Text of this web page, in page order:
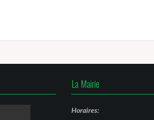
La Mairie
Horaires: